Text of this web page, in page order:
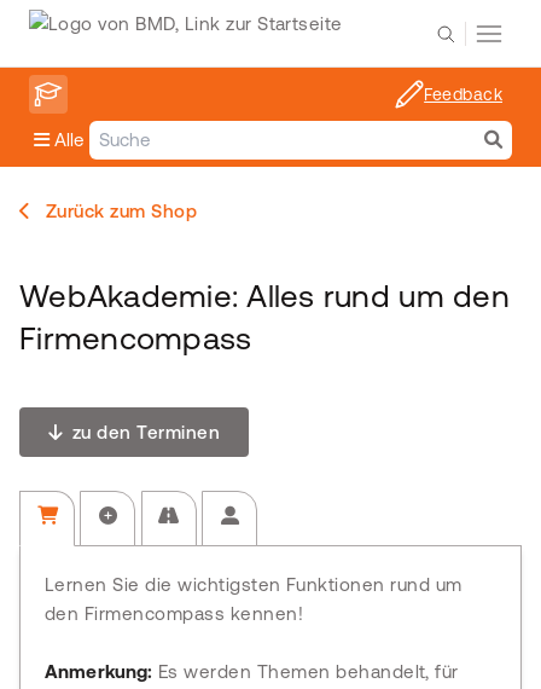
Alle
Feedback
Zurück zum Shop
WebAkademie: Alles rund um den
Firmencompass
zu den Terminen
Lernen Sie die wichtigsten Funktionen rund um
den Firmencompass kennen!
Anmerkung: Es werden Themen behandelt, für